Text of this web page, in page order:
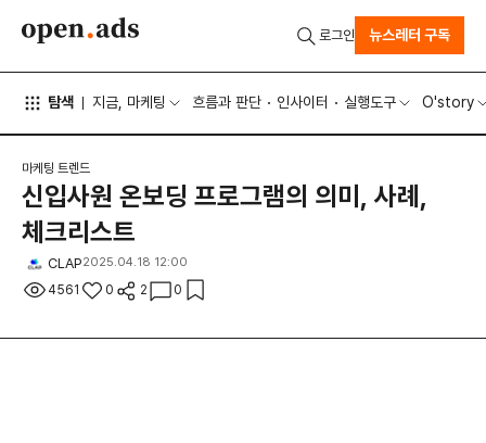
탐색 지금, 마케팅 흐름과 판단 인사이터 실행도구 O'story
로그인 뉴스레터 구독
마케팅 트렌드
신입사원 온보딩 프로그램의 의미, 사례,
체크리스트
CLAP2025.04.18 12:00
4561 0 2 0